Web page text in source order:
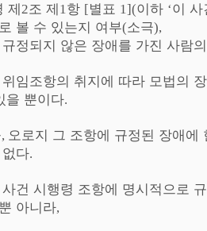
제2조 제 1항 [별표 1](이하 ‘이 사
볼 수 있는지 여부(소극),
정되지 않은 장애를 가진 사람
임조항의 취지에 따라 모법의
을 뿐이다.
, 오로지 그 조항에 규정된 장애에
다.
건 시행령 조항에 명시적으로
아니라,